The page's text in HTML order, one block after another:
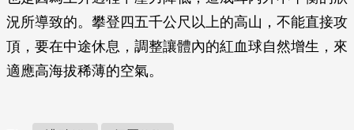
況所導致的。攀登四五千公尺以上的高山，不能直接攻
頂，要在中途休息，調整讓體內的紅血球自然增生，來
適應高海拔稀薄的空氣。